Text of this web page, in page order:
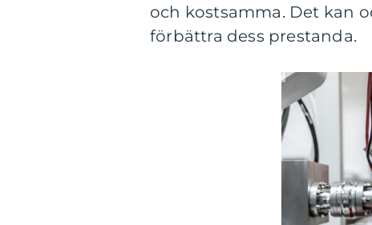
och kostsamma. Det kan
förbättra dess prestanda.